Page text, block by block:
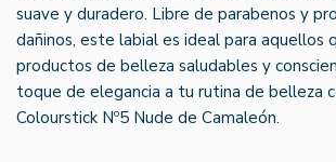
suave y duradero. Libre de parabenos y
dañinos, este labial es ideal para aquellos
productos de belleza saludables y
toque de elegancia a tu rutina de belleza
Colourstick Nº5 Nude de Camaleón.